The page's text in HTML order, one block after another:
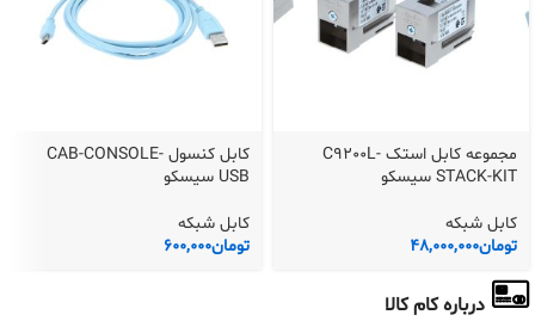
مجموعه کابل استک C9200L-
STACK-KIT سیسکو
کابل شبکه
تومان48,000,000
کابل کنسول CAB-CONSOLE-
USB سیسکو
کابل شبکه
تومان600,000
درباره کام کالا